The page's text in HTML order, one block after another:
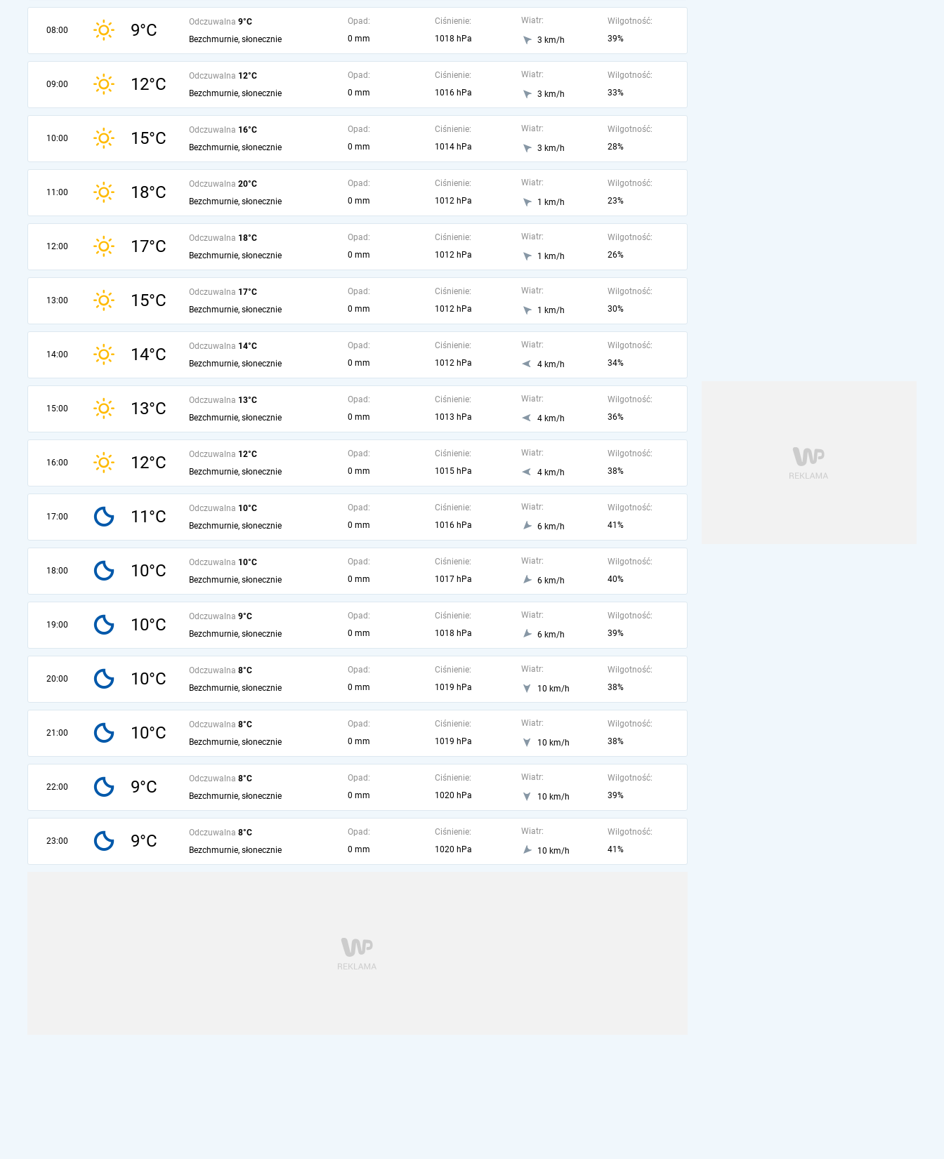
08:00 9°C Odczuwalna 9°C
Bezchmurnie, słonecznie
Opad:
0 mm
Ciśnienie:
1018 hPa
Wiatr:
3 km/h
Wilgotność:
39%
09:00 12°C Odczuwalna 12°C
Bezchmurnie, słonecznie
Opad:
0 mm
Ciśnienie:
1016 hPa
Wiatr:
3 km/h
Wilgotność:
33%
10:00 15°C Odczuwalna 16°C
Bezchmurnie, słonecznie
Opad:
0 mm
Ciśnienie:
1014 hPa
Wiatr:
3 km/h
Wilgotność:
28%
11:00 18°C Odczuwalna 20°C
Bezchmurnie, słonecznie
Opad:
0 mm
Ciśnienie:
1012 hPa
Wiatr:
1 km/h
Wilgotność:
23%
12:00 17°C Odczuwalna 18°C
Bezchmurnie, słonecznie
Opad:
0 mm
Ciśnienie:
1012 hPa
Wiatr:
1 km/h
Wilgotność:
26%
13:00 15°C Odczuwalna 17°C
Bezchmurnie, słonecznie
Opad:
0 mm
Ciśnienie:
1012 hPa
Wiatr:
1 km/h
Wilgotność:
30%
14:00 14°C Odczuwalna 14°C
Bezchmurnie, słonecznie
Opad:
0 mm
Ciśnienie:
1012 hPa
Wiatr:
4 km/h
Wilgotność:
34%
15:00 13°C Odczuwalna 13°C
Bezchmurnie, słonecznie
Opad:
0 mm
Ciśnienie:
1013 hPa
Wiatr:
4 km/h
Wilgotność:
36%
16:00 12°C Odczuwalna 12°C
Bezchmurnie, słonecznie
Opad:
0 mm
Ciśnienie:
1015 hPa
Wiatr:
4 km/h
Wilgotność:
38%
17:00 11°C Odczuwalna 10°C
Bezchmurnie, słonecznie
Opad:
0 mm
Ciśnienie:
1016 hPa
Wiatr:
6 km/h
Wilgotność:
41%
18:00 10°C Odczuwalna 10°C
Bezchmurnie, słonecznie
Opad:
0 mm
Ciśnienie:
1017 hPa
Wiatr:
6 km/h
Wilgotność:
40%
19:00 10°C Odczuwalna 9°C
Bezchmurnie, słonecznie
Opad:
0 mm
Ciśnienie:
1018 hPa
Wiatr:
6 km/h
Wilgotność:
39%
20:00 10°C Odczuwalna 8°C
Bezchmurnie, słonecznie
Opad:
0 mm
Ciśnienie:
1019 hPa
Wiatr:
10 km/h
Wilgotność:
38%
21:00 10°C Odczuwalna 8°C
Bezchmurnie, słonecznie
Opad:
0 mm
Ciśnienie:
1019 hPa
Wiatr:
10 km/h
Wilgotność:
38%
22:00 9°C Odczuwalna 8°C
Bezchmurnie, słonecznie
Opad:
0 mm
Ciśnienie:
1020 hPa
Wiatr:
10 km/h
Wilgotność:
39%
23:00 9°C Odczuwalna 8°C
Bezchmurnie, słonecznie
Opad:
0 mm
Ciśnienie:
1020 hPa
Wiatr:
10 km/h
Wilgotność:
41%